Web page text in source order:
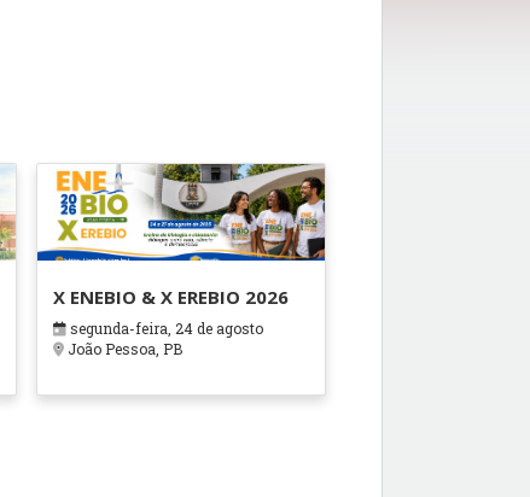
X ENEBIO & X EREBIO 2026
segunda-feira, 24 de agosto
João Pessoa, PB